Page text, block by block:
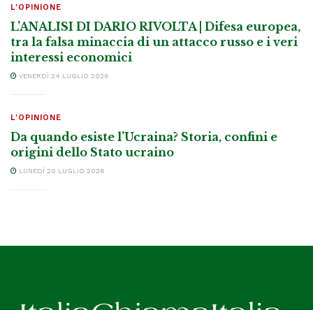
L'OPINIONE
L’ANALISI DI DARIO RIVOLTA | Difesa europea,
tra la falsa minaccia di un attacco russo e i veri
interessi economici
VENERDÌ 24 LUGLIO 2026
L'OPINIONE
Da quando esiste l’Ucraina? Storia, confini e
origini dello Stato ucraino
LUNEDÌ 20 LUGLIO 2026